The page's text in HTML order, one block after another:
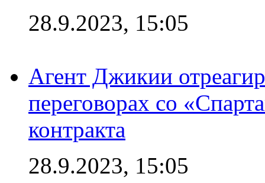
28.9.2023, 15:05
Агент Джикии
переговорах со
контракта
28.9.2023, 15:05